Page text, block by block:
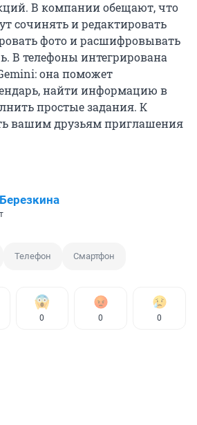
В компании обещают, что
сочинять и редактировать
фото и расшифровывать
В телефоны интегрирована
она поможет
найти информацию в
простые задания. К
вашим друзьям приглашения
Телефон Смартфон
0 0 0